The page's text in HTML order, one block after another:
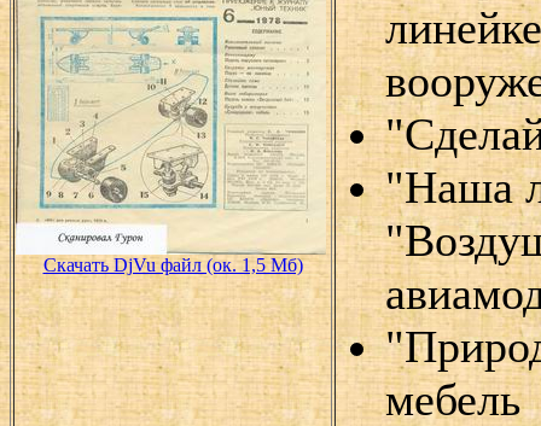
Скачать DjVu файл (ок. 1,5 Мб)
"Наша
мебель